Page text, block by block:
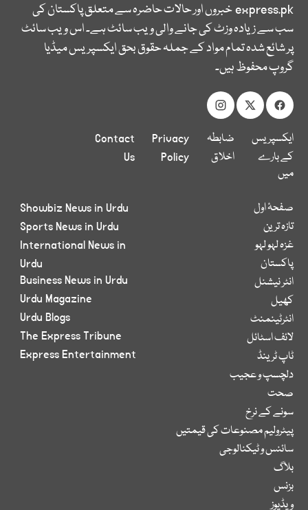
express.pkخبروں اور حالات حاضرہ سے متعلق پاکستان کی
سب سے زیادہ وزٹ کی جانے والی ویب سائٹ ہے۔ اس ویب سائٹ
پر شائع شدہ تمام مواد کے جملہ حقوق بحق ایکسپریس میڈیا
گروپ محفوظ ہیں۔
ایکسپریس
کے بارے
میں
ضابطہ
اخلاق
Privacy
Policy
Contact
Us
صفحۂ اول
تازہ ترین
غزہ لہو لہو
پاکستان
انٹر نیشنل
کھیل
انٹرٹینمنٹ
لائف اسٹائل
ٹاپ ٹرینڈ
دلچسپ و عجیب
صحت
سونے کے نرخ
پیٹرولیم مصنوعات کی قیمتیں
سائنس و ٹیکنالوجی
بلاگ
بزنس
ویڈیوز
Showbiz News in Urdu
Sports News in Urdu
International News in
Urdu
Business News in Urdu
Urdu Magazine
Urdu Blogs
The Express Tribune
Express Entertainment